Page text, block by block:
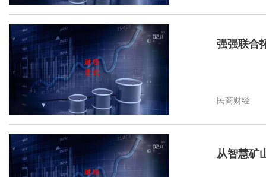
强强联合
民商财经
从智慧矿